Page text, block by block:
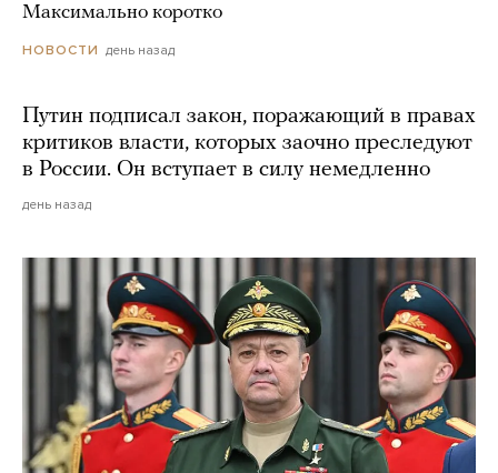
Максимально коротко
НОВОСТИ день назад
Путин подписал закон, поражающий в правах
критиков власти, которых заочно преследуют
в России. Он вступает в силу немедленно
день назад